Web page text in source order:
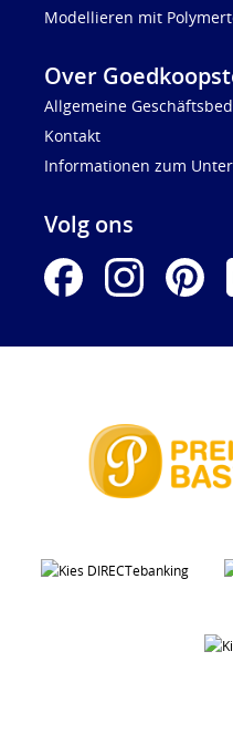
Modellieren mit
Over
Allgemeine
Kontakt
Informationen zum
Volg ons